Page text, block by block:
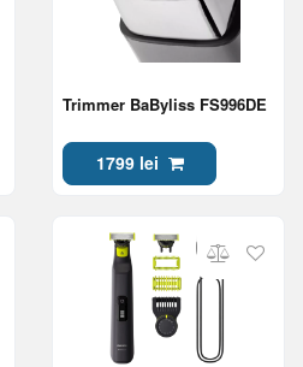
Trimmer BaByliss FS996DE
1799 lei